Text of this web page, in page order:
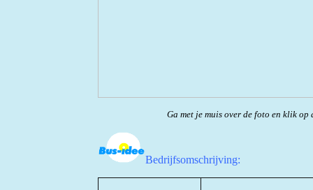
Ga met je muis over de foto en klik
Bedrijfsomschrijving: